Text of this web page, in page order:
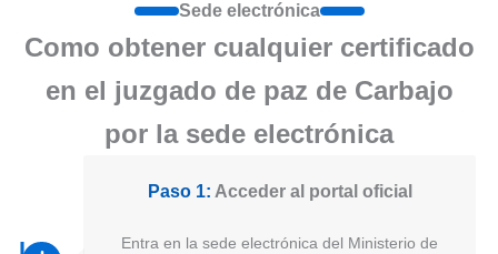
Sede electrónica
Como obtener cualquier certificado
en el juzgado de paz de Carbajo
por la sede electrónica
Paso 1: Acceder al portal oficial
Entra en la sede electrónica del Ministerio de